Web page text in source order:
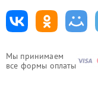
Мы принимаем
все формы оплаты